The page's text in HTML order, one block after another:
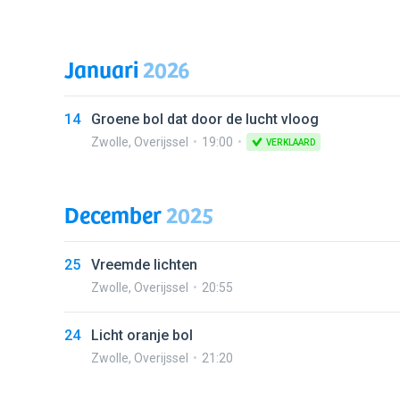
Januari2026
14 Groene bol dat door de lucht vloog
Zwolle, Overijssel 19:00 VERKLAARD
December2025
25 Vreemde lichten
Zwolle, Overijssel 20:55
24 Licht oranje bol
Zwolle, Overijssel 21:20